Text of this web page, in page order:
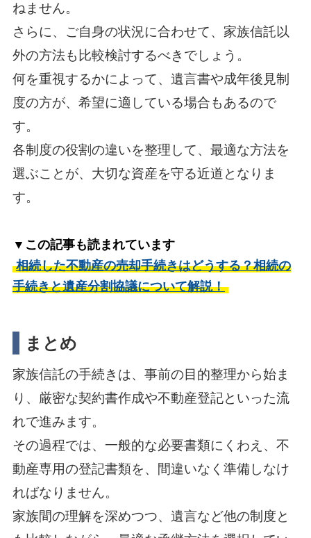
ねません。
さらに、ご自身の状況に合わせて、家族信託以
外の方法も比較検討するべきでしょう。
何を重視するかによって、遺言書や成年後見制
度の方が、希望に適している場合もあるので
す。
各制度の役割の違いを整理して、最適な方法を
選ぶことが、大切な資産を守る近道となりま
す。
▼この記事も読まれています
相続した不動産の売却手続きはどうする？相続の
手続きと遺産分割協議について解説！
まとめ
家族信託の手続きは、事前の目的整理から始ま
り、厳密な契約書作成や不動産登記といった流
れで進みます。
その過程では、一般的な必要書類にくわえ、不
動産専用の登記書類を、間違いなく準備しなけ
ればなりません。
家族間の理解を深めつつ、遺言など他の制度と